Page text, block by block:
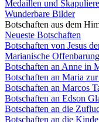
Medaillen und Skapuliere
Wunderbare Bilder
Botschaften aus dem
Neueste Botschaften
Botschaften von Jesus
Marianische
Botschaften an Anne in
Botschaften an Maria
Botschaften an Marcos
Botschaften an Edson
Botschaften an die
Botschaften an die